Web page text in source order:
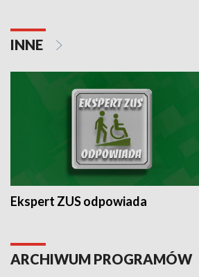
INNE
Ekspert ZUS odpowiada
ARCHIWUM PROGRAMÓW